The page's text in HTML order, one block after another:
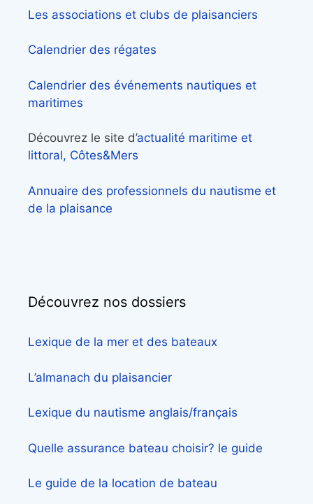
Les associations et clubs de plaisanciers
Calendrier des régates
Calendrier des événements nautiques et
maritimes
Découvrez le site d’actualité maritime et
littoral, Côtes&Mers
Annuaire des professionnels du nautisme et
de la plaisance
Découvrez nos dossiers
Lexique de la mer et des bateaux
L’almanach du plaisancier
Lexique du nautisme anglais/français
Quelle assurance bateau choisir? le guide
Le guide de la location de bateau